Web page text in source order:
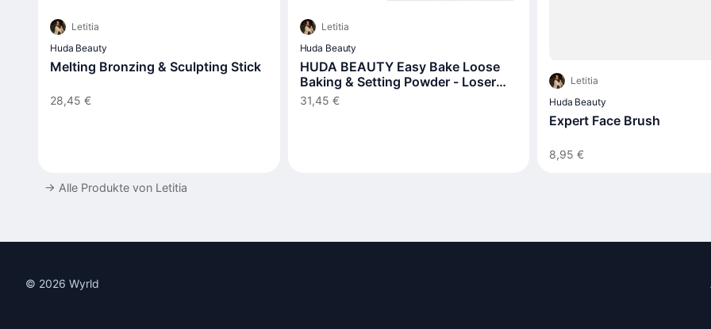
Letitia
Huda Beauty
Melting Bronzing & Sculpting Stick
28,45 €
Letitia
Huda Beauty
HUDA BEAUTY Easy Bake Loose
Baking & Setting Powder - Loser
Puder
31,45 €
Letitia
Huda Beauty
Expert Face Brush
8,95 €
→ Alle Produkte von Letitia
© 2026 Wyrld